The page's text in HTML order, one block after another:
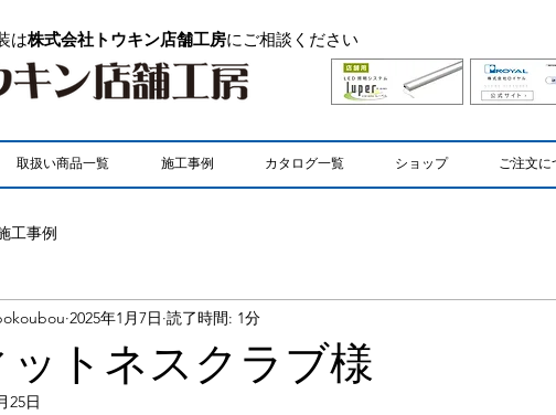
は株式会社トウキン店舗工房にご相談ください
取扱い商品一覧 施工事例 カタログ一覧 ショップ ご注文に
工事例
ットネスクラブ様
2025年1月7日 読了時間: 1分
25日